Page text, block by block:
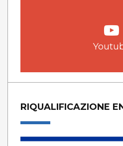
RIQUALIFICAZIONE